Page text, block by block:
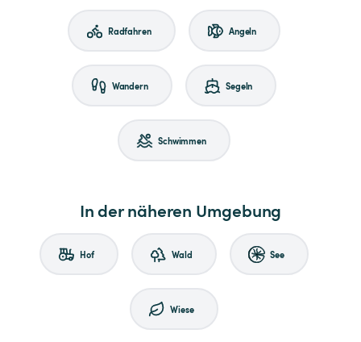
Radfahren Angeln
Wandern Segeln
Schwimmen
In der näheren Umgebung
Hof Wald See
Wiese